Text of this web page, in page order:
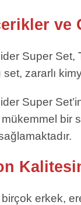
ve
Super Set,
set, zararlı
Super
mükemmel bir
birçok erkek,